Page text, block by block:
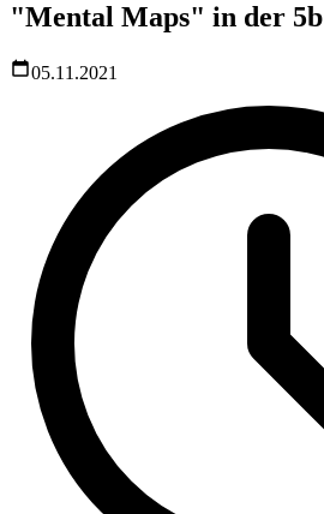
"Mental Maps" in der 5b
05.11.2021